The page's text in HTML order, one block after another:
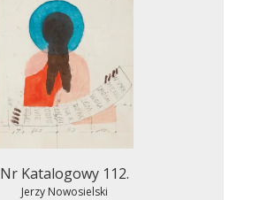
Nr Katalogowy 112.
Jerzy Nowosielski